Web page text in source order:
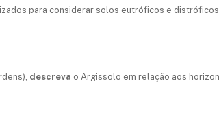
para considerar solos eutróficos e distróficos.
descreva o Argissolo em relação aos